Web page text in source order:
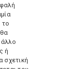
το
ή
σχετική